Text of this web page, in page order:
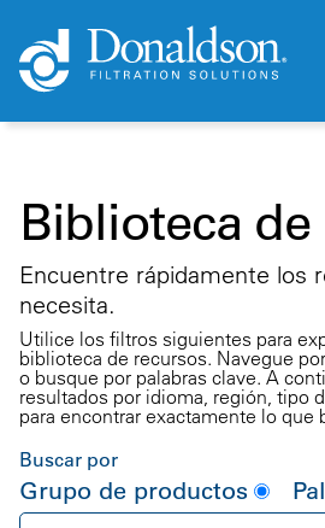
Biblioteca
Encuentre rápidamente los
necesita.
Utilice los filtros siguientes para
biblioteca de recursos. Navegue
o busque por palabras clave. A
resultados por idioma, región, tipo
para encontrar exactamente lo que
Buscar por
Grupo de productos